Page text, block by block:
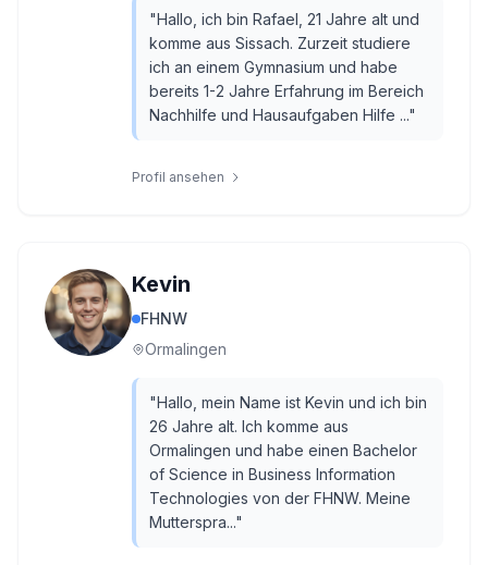
"Hallo, ich bin Rafael, 21 Jahre alt und
komme aus Sissach. Zurzeit studiere
ich an einem Gymnasium und habe
bereits 1-2 Jahre Erfahrung im Bereich
Nachhilfe und Hausaufgaben Hilfe ..."
Profil ansehen
Kevin
FHNW
Ormalingen
"Hallo, mein Name ist Kevin und ich bin
26 Jahre alt. Ich komme aus
Ormalingen und habe einen Bachelor
of Science in Business Information
Technologies von der FHNW. Meine
Mutterspra..."